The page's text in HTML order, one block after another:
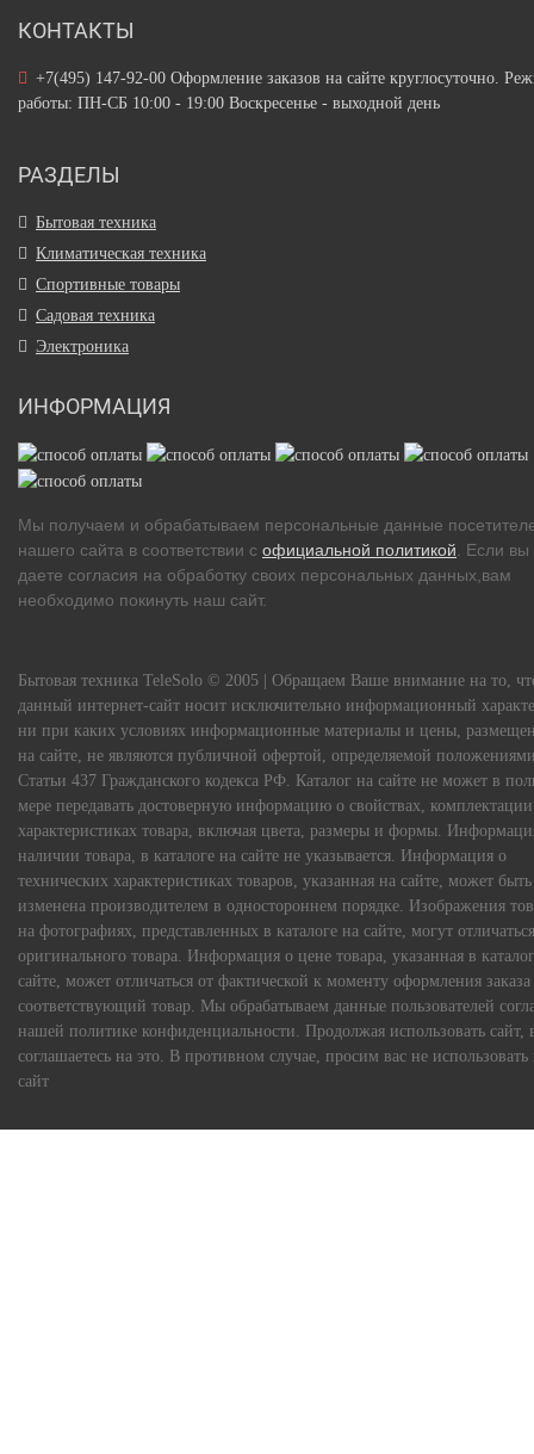
КОНТАКТЫ
+7(495) 147-92-00 Оформление заказов на сайте круглосуточно.
работы: ПН-СБ 10:00 - 19:00 Воскресенье - выходной день
РАЗДЕЛЫ
Бытовая техника
Климатическая техника
Спортивные товары
Садовая техника
Электроника
ИНФОРМАЦИЯ
Мы получаем и обрабатываем персональные данные
нашего сайта в соответствии с официальной политикой . Если
даете согласия на обработку своих персональных данных,вам
необходимо покинуть наш сайт.
Бытовая техника TeleSolo © 2005 | Обращаем Ваше внимание на то,
данный интернет-сайт носит исключительно информационный
ни при каких условиях информационные материалы и цены,
на сайте, не являются публичной офертой, определяемой
Статьи 437 Гражданского кодекса РФ. Каталог на сайте не может в
мере передавать достоверную информацию о свойствах,
характеристиках товара, включая цвета, размеры и формы.
наличии товара, в каталоге на сайте не указывается. Информация о
технических характеристиках товаров, указанная на сайте, может быть
изменена производителем в одностороннем порядке. Изображения
на фотографиях, представленных в каталоге на сайте, могут
оригинального товара. Информация о цене товара, указанная в
сайте, может отличаться от фактической к моменту оформления заказа
соответствующий товар. Мы обрабатываем данные пользователей
нашей политике конфиденциальности. Продолжая использовать сайт,
соглашаетесь на это. В противном случае, просим вас не
сайт